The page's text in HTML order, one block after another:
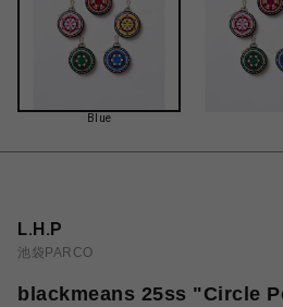
Blue
L.H.P
池袋PARCO
blackmeans 25ss "Circle